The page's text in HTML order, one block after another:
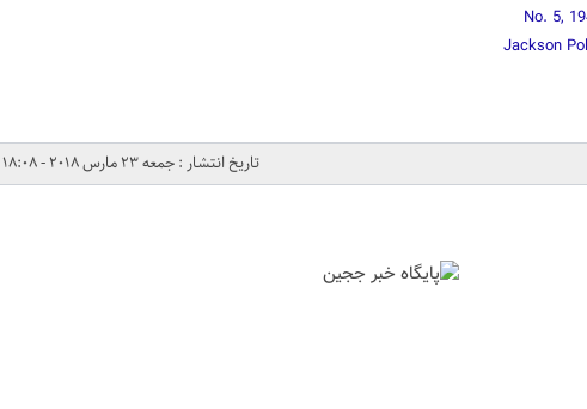
تاریخ انتشار : جمعه 23 مارس 2018 - 18:08